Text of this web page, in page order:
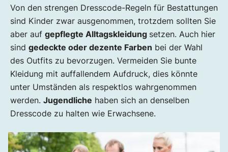
Von den strengen Dresscode-Regeln für Bestattungen
sind Kinder zwar ausgenommen, trotzdem sollten Sie
aber auf gepflegte Alltagskleidung setzen. Auch hier
sind gedeckte oder dezente Farben bei der Wahl
des Outfits zu bevorzugen. Vermeiden Sie bunte
Kleidung mit auffallendem Aufdruck, dies könnte
unter Umständen als respektlos wahrgenommen
werden. Jugendliche haben sich an denselben
Dresscode zu halten wie Erwachsene.